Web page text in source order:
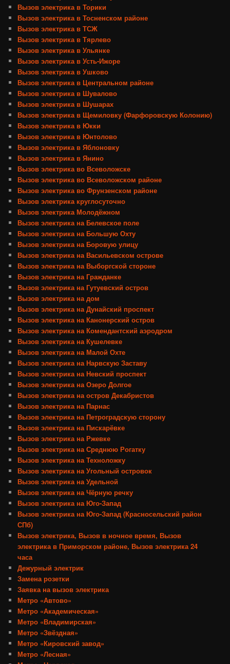
Вызов электрика в Торики
Вызов электрика в Тосненском районе
Вызов электрика в ТСЖ
Вызов электрика в Тярлево
Вызов электрика в Ульянке
Вызов электрика в Усть-Ижоре
Вызов электрика в Ушково
Вызов электрика в Центральном районе
Вызов электрика в Шувалово
Вызов электрика в Шушарах
Вызов электрика в Щемиловку (Фарфоровскую Колонию)
Вызов электрика в Юкки
Вызов электрика в Юнтолово
Вызов электрика в Яблоновку
Вызов электрика в Янино
Вызов электрика во Всеволожске
Вызов электрика во Всеволожском районе
Вызов электрика во Фрунзенском районе
Вызов электрика круглосуточно
Вызов электрика Молодёжном
Вызов электрика на Белевское поле
Вызов электрика на Большую Охту
Вызов электрика на Боровую улицу
Вызов электрика на Васильевском острове
Вызов электрика на Выборгской стороне
Вызов электрика на Гражданке
Вызов электрика на Гутуевский остров
Вызов электрика на дом
Вызов электрика на Дунайский проспект
Вызов электрика на Канонерский остров
Вызов электрика на Комендантский аэродром
Вызов электрика на Кушелевке
Вызов электрика на Малой Охте
Вызов электрика на Нарвскую Заставу
Вызов электрика на Невский проспект
Вызов электрика на Озеро Долгое
Вызов электрика на остров Декабристов
Вызов электрика на Парнас
Вызов электрика на Петроградскую сторону
Вызов электрика на Пискарёвке
Вызов электрика на Ржевке
Вызов электрика на Среднюю Рогатку
Вызов электрика на Техноложку
Вызов электрика на Угольный островок
Вызов электрика на Удельной
Вызов электрика на Чёрную речку
Вызов электрика на Юго-Запад
Вызов электрика на Юго-Запад (Красносельский район
СПб)
Вызов электрика, Вызов в ночное время, Вызов
электрика в Приморском районе, Вызов электрика 24
часа
Дежурный электрик
Замена розетки
Заявка на вызов электрика
Метро «Автово»
Метро «Академическая»
Метро «Владимирская»
Метро «Звёздная»
Метро «Кировский завод»
Метро «Лесная»